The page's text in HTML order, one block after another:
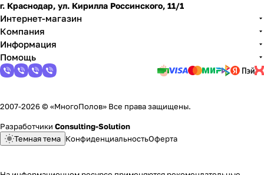
г. Краснодар, ул. Кирилла Россинского, 11/1
Интернет-магазин
Компания
Информация
Помощь
2007-2026 © «МногоПолов» Все права защищены.
Разработчики Consulting-Solution
Темная тема КонфиденциальностьОферта